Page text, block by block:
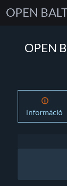
OPEN
Információ